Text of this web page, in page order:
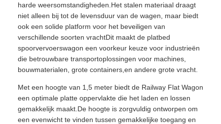
harde weersomstandigheden.Het stalen materiaal draagt
niet alleen bij tot de levensduur van de wagen, maar biedt
ook een solide platform voor het beveiligen van
verschillende soorten vrachtDit maakt de platbed
spoorvervoerswagon een voorkeur keuze voor industrieën
die betrouwbare transportoplossingen voor machines,
bouwmaterialen, grote containers,en andere grote vracht.
Met een hoogte van 1,5 meter biedt de Railway Flat Wagon
een optimale platte oppervlakte die het laden en lossen
gemakkelijk maakt.De hoogte is zorgvuldig ontworpen om
een evenwicht te vinden tussen gemakkelijke toegang en